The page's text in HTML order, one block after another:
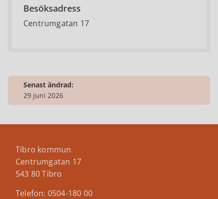
Besöksadress
Centrumgatan 17
Senast ändrad:
29 juni 2026
Tibro kommun
Centrumgatan 17
543 80 Tibro
Telefon: 0504-180 00